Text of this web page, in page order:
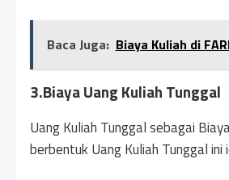
Baca Juga: Biaya Kuliah di
3.Biaya Uang Kuliah Tunggal
Uang Kuliah Tunggal sebagai
berbentuk Uang Kuliah Tunggal